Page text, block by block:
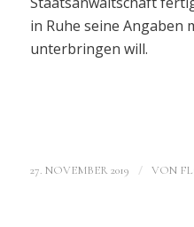
in Ruhe seine Angaben
unterbringen will.
27. NOVEMBER 2019 / VON